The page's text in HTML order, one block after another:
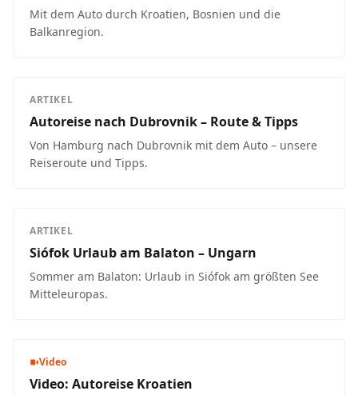
Mit dem Auto durch Kroatien, Bosnien und die
Balkanregion.
ARTIKEL
Autoreise nach Dubrovnik – Route & Tipps
Von Hamburg nach Dubrovnik mit dem Auto – unsere
Reiseroute und Tipps.
ARTIKEL
Siófok Urlaub am Balaton – Ungarn
Sommer am Balaton: Urlaub in Siófok am größten See
Mitteleuropas.
Video
Video: Autoreise Kroatien